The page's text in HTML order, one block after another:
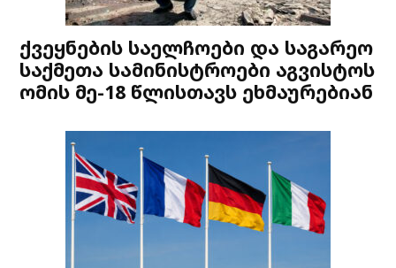
ქვეყნების საელჩოები და საგარეო
საქმეთა სამინისტროები აგვისტოს
ომის მე-18 წლისთავს ეხმაურებიან